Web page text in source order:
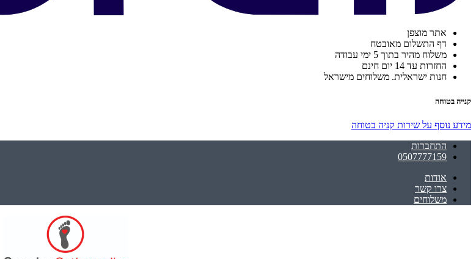
אתר מוצפן
דף התשלום מאובטח
משלוח מהיר בתוך 5 ימי עבודה
החזרות עד 14 יום חינם
חנות ישראלית. משלוחים מישראל
קנייה בטוחה
מידע נוסף על שירות קניה בטוחה
התחברות
0507777159
אודות
צרו קשר
משלוחים